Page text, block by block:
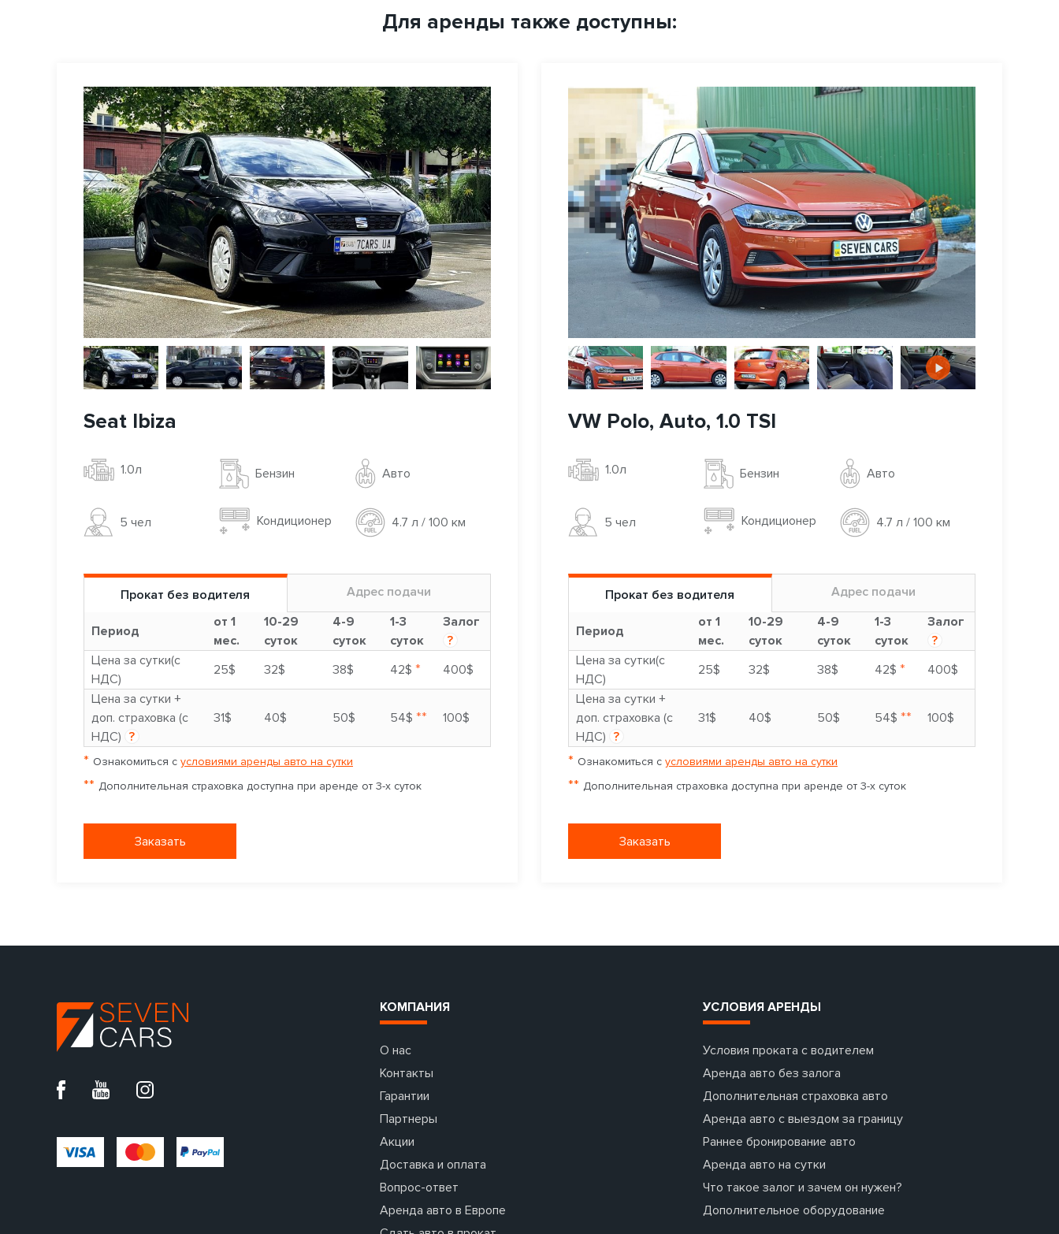
Для аренды также доступны:
Seat Ibiza
1.0л Бензин Авто
5 чел Кондиционер 4.7 л / 100 км
Прокат без водителя Адрес подачи
Период
от 1
мес.
10-29
суток
4-9
суток
1-3
суток
Залог
?
Цена за сутки(с
НДС)
25$ 32$ 38$ 42$ *
400$
Цена за сутки +
доп. страховка (с
НДС) ?
31$ 40$ 50$ 54$ ** 100$
* Ознакомиться с условиями аренды авто на сутки
** Дополнительная страховка доступна при аренде от 3-х суток
Заказать
VW Polo, Auto, 1.0 TSI
1.0л Бензин Авто
5 чел Кондиционер 4.7 л / 100 км
Прокат без водителя Адрес подачи
Период
от 1
мес.
10-29
суток
4-9
суток
1-3
суток
Залог
?
Цена за сутки(с
НДС)
25$ 32$ 38$ 42$ *
400$
Цена за сутки +
доп. страховка (с
НДС) ?
31$ 40$ 50$ 54$ ** 100$
* Ознакомиться с условиями аренды авто на сутки
** Дополнительная страховка доступна при аренде от 3-х суток
Заказать
КОМПАНИЯ
О нас
Контакты
Гарантии
Партнеры
Акции
Доставка и оплата
Вопрос-ответ
Аренда авто в Европе
УСЛОВИЯ АРЕНДЫ
Условия проката с водителем
Аренда авто без залога
Дополнительная страховка авто
Аренда авто с выездом за границу
Раннее бронирование авто
Аренда авто на сутки
Что такое залог и зачем он нужен?
Дополнительное оборудование